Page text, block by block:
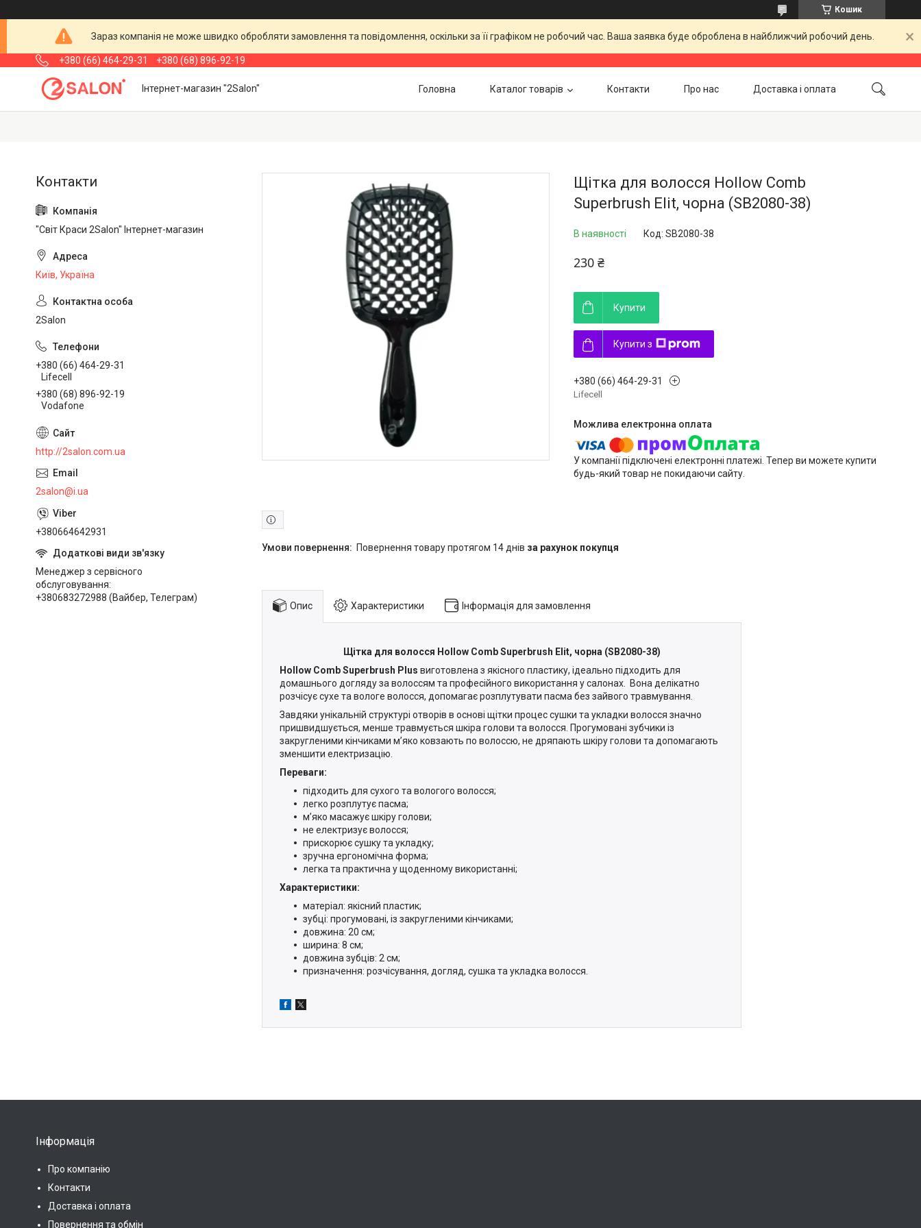
Кошик
Зараз компанія не може швидко обробляти замовлення та повідомлення, оскільки за її графіком не робочий час. Ваша заявка буде оброблена в найближчий робочий день.
+380 (66) 464-29-31 +380 (68) 896-92-19
Інтернет-магазин "2Salon" Головна Каталог товарів Контакти Про нас Доставка і оплата
Щітка для волосся Hollow Comb
Superbrush Elit, чорна (SB2080-38)
В наявності Код: SB2080-38
230 ₴
Купити
Купити з
+380 (66) 464-29-31
Lifecell
У компанії підключені електронні платежі. Тепер ви можете купити
будь-який товар не покидаючи сайту.
повернення товару протягом 14 днів за рахунок покупця
Опис Характеристики Інформація для замовлення
Щітка для волосся Hollow Comb Superbrush Elit, чорна (SB2080-38)
Hollow Comb Superbrush Plus виготовлена з якісного пластику, ідеально підходить для
домашнього догляду за волоссям та професійного використання у салонах. Вона делікатно
розчісує сухе та вологе волосся, допомагає розплутувати пасма без зайвого травмування.
Завдяки унікальній структурі отворів в основі щітки процес сушки та укладки волосся значно
пришвидшується, менше травмується шкіра голови та волосся. Прогумовані зубчики із
закругленими кінчиками м’яко ковзають по волоссю, не дряпають шкіру голови та допомагають
зменшити електризацію.
Переваги:
підходить для сухого та вологого волосся;
легко розплутує пасма;
м’яко масажує шкіру голови;
не електризує волосся;
прискорює сушку та укладку;
зручна ергономічна форма;
легка та практична у щоденному використанні;
Характеристики:
матеріал: якісний пластик;
зубці: прогумовані, із закругленими кінчиками;
довжина: 20 см;
ширина: 8 см;
довжина зубців: 2 см;
призначення: розчісування, догляд, сушка та укладка волосся.
"Світ Краси 2Salon" Інтернет-магазин
Київ, Україна
2Salon
+380 (66) 464-29-31
Lifecell
+380 (68) 896-92-19
Vodafone
http://2salon.com.ua
2salon@i.ua
+380664642931
Менеджер з сервісного
обслуговування
+380683272988 (Вайбер, Телеграм)
Інформація
Про компанію
Контакти
Доставка і оплата
Повернення та обмін